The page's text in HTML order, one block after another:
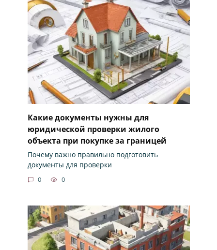
Какие документы нужны для
юридической проверки жилого
объекта при покупке за границей
Почему важно правильно подготовить
документы для проверки
0 0